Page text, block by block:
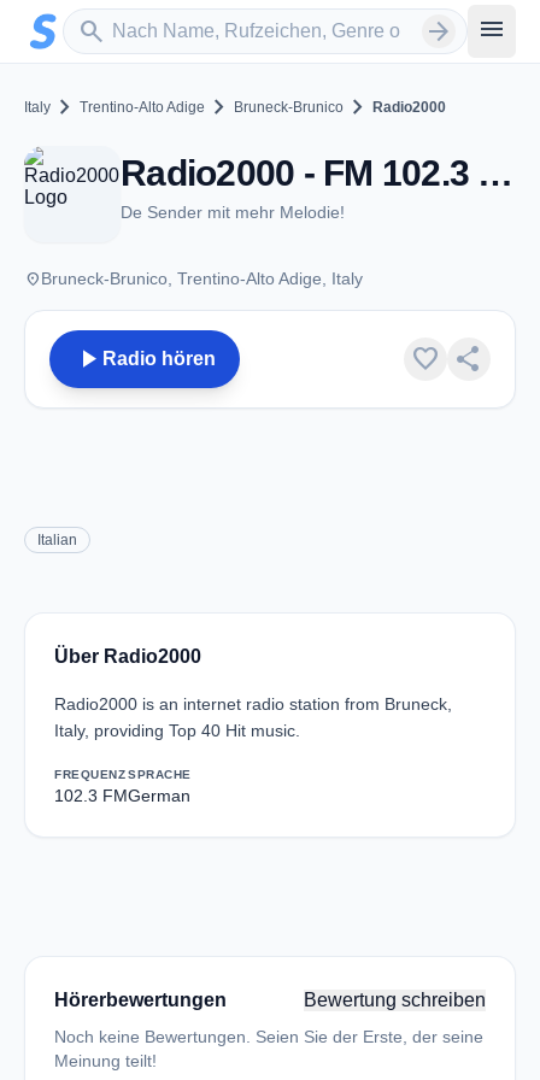
Zum Hauptinhalt springen
search
Sender suchen arrow_forward menu
Italy chevron_right Trentino-Alto Adige chevron_right Bruneck-Brunico chevron_right Radio2000
Radio2000 - FM 102.3 - Bruneck-Brunico
De Sender mit mehr Melodie!
placeBruneck-Brunico, Trentino-Alto Adige, Italy
play_arrow Radio hören favorite share
Italian
Über Radio2000
Radio2000 is an internet radio station from Bruneck,
Italy, providing Top 40 Hit music.
FREQUENZ
102.3 FM
SPRACHE
German
Hörerbewertungen Bewertung schreiben
Noch keine Bewertungen. Seien Sie der Erste, der seine
Meinung teilt!